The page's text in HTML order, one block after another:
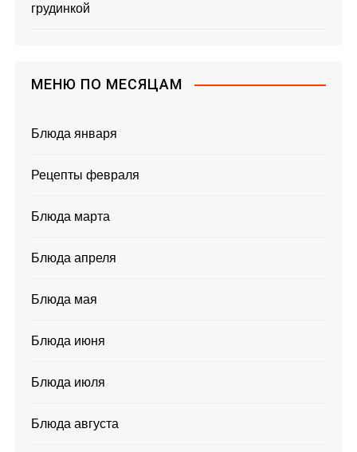
грудинкой
МЕНЮ ПО МЕСЯЦАМ
Блюда января
Рецепты февраля
Блюда марта
Блюда апреля
Блюда мая
Блюда июня
Блюда июля
Блюда августа